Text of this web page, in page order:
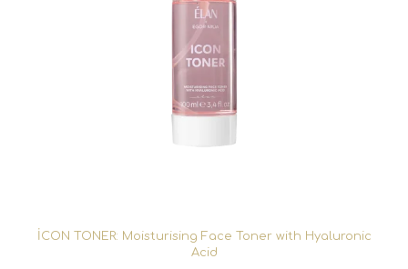
İCON TONER: Moisturising Face Toner with Hyaluronic
Acid